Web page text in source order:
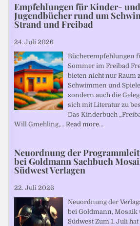
Empfehlungen für Kinder- und
Jugendbücher rund um
Strand und Freibad
24. Juli 2026
Bücherempfehlungen
Sommer im Freibad
bieten nicht nur Raum
Schwimmen und
sondern auch die
sich mit Literatur zu
Das Kinderbuch
Will Gmehling,… Read more…
Neuordnung der
bei Goldmann Sachbuch
Südwest Verlagen
22. Juli 2026
Neuordnung der
bei Goldmann, Mosaik
Südwest Zum 1. Juli